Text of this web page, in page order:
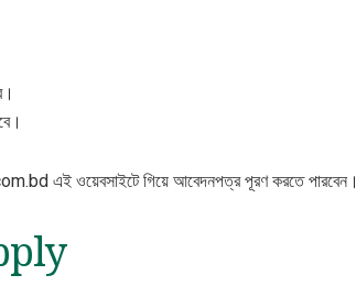
এই ওয়েবসাইটে গিয়ে আবেদনপত্র পূরণ করতে পারবেন।